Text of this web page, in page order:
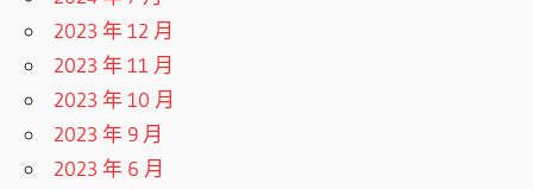
2023 年 12 月
2023 年 11 月
2023 年 10 月
2023 年 9 月
2023 年 6 月